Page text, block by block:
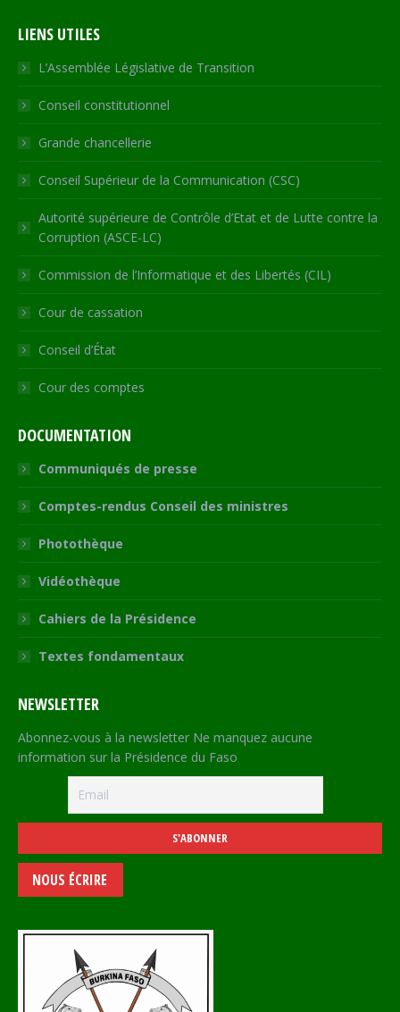
opens
in
new
window
opens
in
new
window
opens
in
new
window
in
new
window
opens
in
new
LIENS UTILES
L’Assemblée Législative de Transition
Conseil constitutionnel
Grande chancellerie
Conseil Supérieur de la Communication (CSC)
Autorité supérieure de Contrôle d’Etat et de Lutte contre la
Corruption (ASCE-LC)
Commission de l’Informatique et des Libertés (CIL)
Cour de cassation
Conseil d’État
Cour des comptes
DOCUMENTATION
Communiqués de presse
Comptes-rendus Conseil des ministres
Photothèque
Vidéothèque
Cahiers de la Présidence
Textes fondamentaux
NEWSLETTER
Abonnez-vous à la newsletter Ne manquez aucune
information sur la Présidence du Faso
NOUS ÉCRIRE